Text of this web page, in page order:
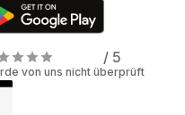
/ 5
von uns nicht überprüft